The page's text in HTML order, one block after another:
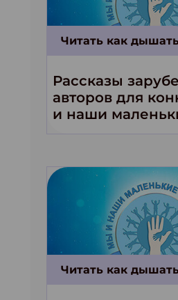
Читать как
Рассказы
авторов для
и наши
волшебники!»
Читать как